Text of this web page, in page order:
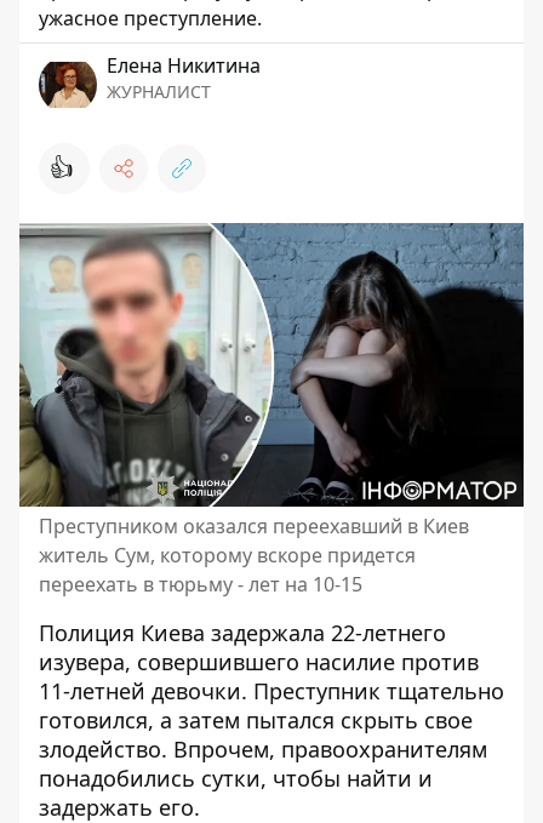
ужасное преступление.
Елена Никитина
ЖУРНАЛИСТ
👍
Преступником оказался переехавший в Киев
житель Сум, которому вскоре придется
переехать в тюрьму - лет на 10-15
Полиция Киева задержала 22-летнего
изувера, совершившего насилие против
11-летней девочки. Преступник тщательно
готовился, а затем пытался скрыть свое
злодейство. Впрочем, правоохранителям
понадобились сутки, чтобы найти и
задержать его.